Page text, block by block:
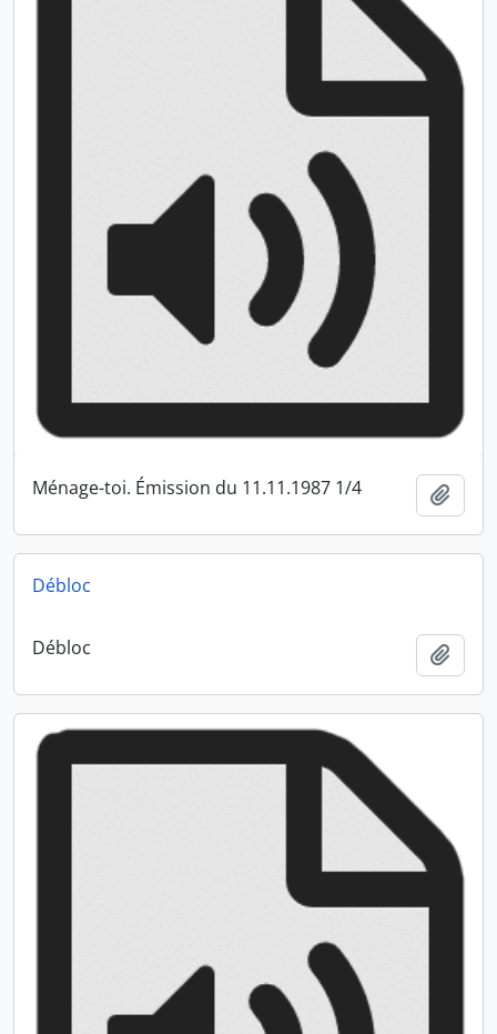
Ménage-toi. Émission du 11.11.1987 1/4
Débloc
Débloc